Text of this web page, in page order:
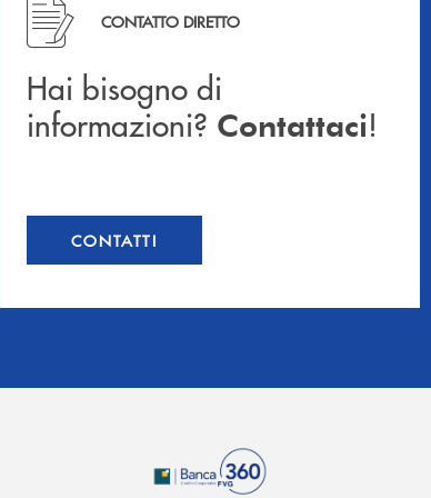
Hai bisogno di informazioni? Contattaci !
CONTATTO DIRETTO
Hai bisogno di
informazioni? Contattaci!
CONTATTI